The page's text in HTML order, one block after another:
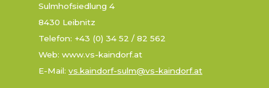
Sulmhofsiedlung 4
8430 Leibnitz
Telefon: +43 (0) 34 52 / 82 562
Web: www.vs-kaindorf.at
E-Mail: vs.kaindorf-sulm@vs-kaindorf.at